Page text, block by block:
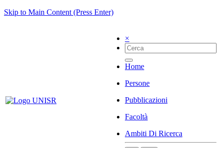
Skip to Main Content (Press Enter)
×
Home
Persone
Pubblicazioni
Facoltà
Ambiti Di Ricerca